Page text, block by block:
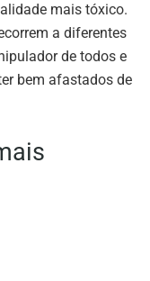
mais tóxico.
a diferentes
de todos e
bem afastados de